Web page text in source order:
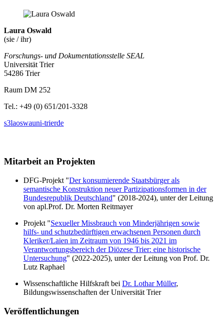
Laura Oswald
(sie / ihr)
Forschungs- und Dokumentationsstelle SEAL
Universität Trier
54286 Trier
Raum DM 252
Tel.: +49 (0) 651/201-3328
s3laoswauni-trierde
Mitarbeit an Projekten
DFG-Projekt "Der konsumierende Staatsbürger als
semantische Konstruktion neuer Partizipationsformen in der
Bundesrepublik Deutschland" (2018-2024), unter der Leitung
von apl.Prof. Dr. Morten Reitmayer
Projekt "Sexueller Missbrauch von Minderjährigen sowie
hilfs- und schutzbedürftigen erwachsenen Personen durch
Kleriker/Laien im Zeitraum von 1946 bis 2021 im
Verantwortungsbereich der Diözese Trier: eine historische
Untersuchung" (2022-2025), unter der Leitung von Prof. Dr.
Lutz Raphael
Wissenschaftliche Hilfskraft bei Dr. Lothar Müller,
Bildungswissenschaften der Universität Trier
Veröffentlichungen